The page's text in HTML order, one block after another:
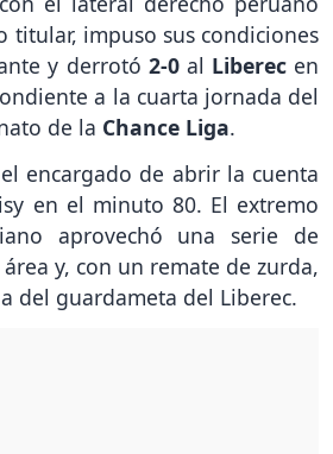
titular, impuso sus condiciones
y derrotó 2-0al Liberec en
a la cuarta jornada del
de la Chance Liga.
encargado de abrir la cuenta
en el minuto 80. El extremo
aprovechó una serie de
y, con un remate de zurda,
del guardameta del Liberec.